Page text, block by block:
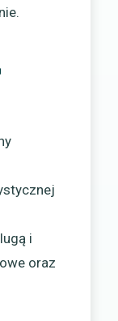
i
oraz